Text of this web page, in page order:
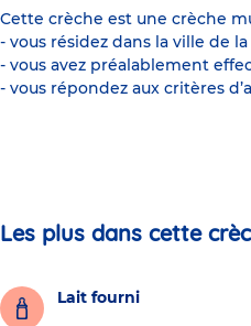
Cette crèche est une crèche
- vous résidez dans la ville de
- vous avez préalablement
- vous répondez aux critères
Les plus dans cette
Lait fourni